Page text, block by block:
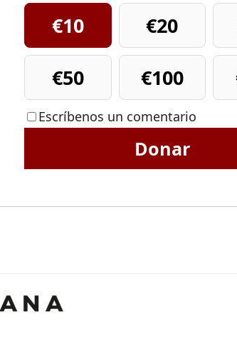
€10 €20
€50
€100
Escríbenos un comentario
Donar